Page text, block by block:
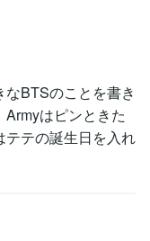
BTSのことを書き
はピンときた
テの誕生日を入れ